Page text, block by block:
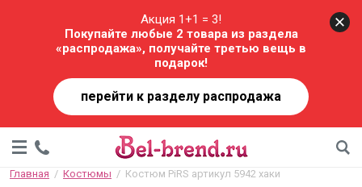
Акция 1+1 = 3!
Покупайте любые 2 товара из раздела
«распродажа», получайте третью вещь в
подарок!
перейти к разделу распродажа
Главная
  /
Костюмы
  /  Костюм PiRS артикул 5942 хаки